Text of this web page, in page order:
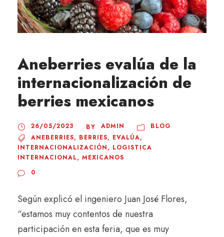
Aneberries evalúa de la
internacionalización de
berries mexicanos
26/05/2023 BY ADMIN
BLOG
ANEBERRIES, BERRIES, EVALÚA,
INTERNACIONALIZACIÓN, LOGISTICA
INTERNACIONAL, MEXICANOS
0
Según explicó el ingeniero Juan José Flores,
“estamos muy contentos de nuestra
participación en esta feria, que es muy